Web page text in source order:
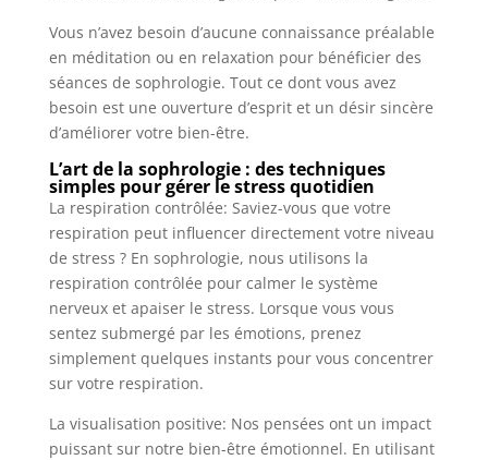
Vous n’avez besoin d’aucune connaissance préalable
en méditation ou en relaxation pour bénéficier des
séances de sophrologie. Tout ce dont vous avez
besoin est une ouverture d’esprit et un désir sincère
d’améliorer votre bien-être.
L’art de la sophrologie : des techniques
simples pour gérer le stress quotidien
La respiration contrôlée: Saviez-vous que votre
respiration peut influencer directement votre niveau
de stress ? En sophrologie, nous utilisons la
respiration contrôlée pour calmer le système
nerveux et apaiser le stress. Lorsque vous vous
sentez submergé par les émotions, prenez
simplement quelques instants pour vous concentrer
sur votre respiration.
La visualisation positive: Nos pensées ont un impact
puissant sur notre bien-être émotionnel. En utilisant